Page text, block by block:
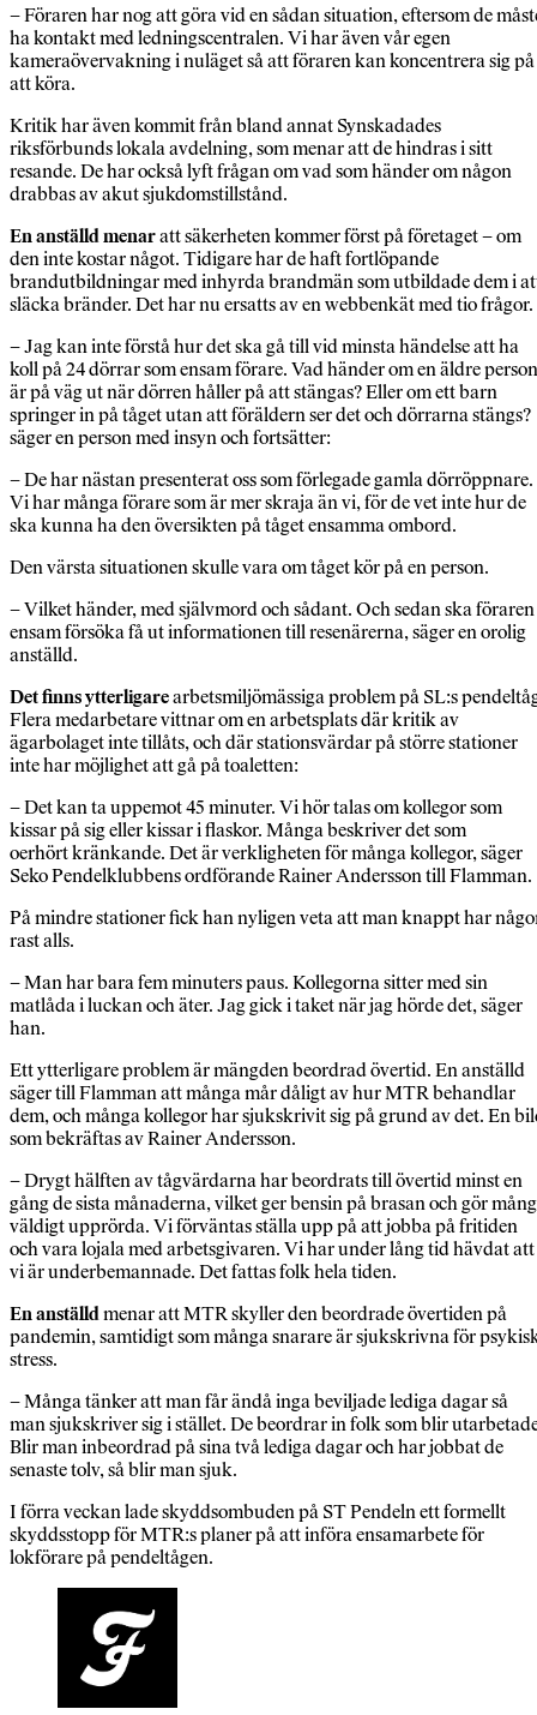
– Föraren har nog att göra vid en sådan situation, eftersom de
ha kontakt med ledningscentralen. Vi har även vår egen
kameraövervakning i nuläget så att föraren kan koncentrera sig på
att köra.
Kritik har även kommit från bland annat Synskadades
riksförbunds lokala avdelning, som menar att de hindras i sitt
resande. De har också lyft frågan om vad som händer om någon
drabbas av akut sjukdomstillstånd.
En anställd menaratt säkerheten kommer först på företaget – om
den inte kostar något. Tidigare har de haft fortlöpande
brandutbildningar med inhyrda brandmän som utbildade dem i
släcka bränder. Det har nu ersatts av en webbenkät med tio frågor.
– Jag kan inte förstå hur det ska gå till vid minsta händelse att ha
koll på 24 dörrar som ensam förare. Vad händer om en äldre person
är på väg ut när dörren håller på att stängas? Eller om ett barn
springer in på tåget utan att föräldern ser det och dörrarna stängs?
säger en person med insyn och fortsätter:
– De har nästan presenterat oss som förlegade gamla dörröppnare.
Vi har många förare som är mer skraja än vi, för de vet inte hur de
ska kunna ha den översikten på tåget ensamma ombord.
Den värsta situationen skulle vara om tåget kör på en person.
– Vilket händer, med självmord och sådant. Och sedan ska föraren
ensam försöka få ut informationen till resenärerna, säger en orolig
anställd.
Det finns ytterligarearbetsmiljömässiga problem på SL:s
Flera medarbetare vittnar om en arbetsplats där kritik av
ägarbolaget inte tillåts, och där stationsvärdar på större stationer
inte har möjlighet att gå på toaletten:
– Det kan ta uppemot 45 minuter. Vi hör talas om kollegor som
kissar på sig eller kissar i flaskor. Många beskriver det som
oerhört kränkande. Det är verkligheten för många kollegor, säger
Seko Pendelklubbens ordförande Rainer Andersson till Flamman.
På mindre stationer fick han nyligen veta att man knappt har
rast alls.
– Man har bara fem minuters paus. Kollegorna sitter med sin
matlåda i luckan och äter. Jag gick i taket när jag hörde det, säger
han.
Ett ytterligare problem är mängden beordrad övertid. En anställd
säger till Flamman att många mår dåligt av hur MTR behandlar
dem, och många kollegor har sjukskrivit sig på grund av det. En
som bekräftas av Rainer Andersson.
– Drygt hälften av tågvärdarna har beordrats till övertid minst en
gång de sista månaderna, vilket ger bensin på brasan och gör
väldigt upprörda. Vi förväntas ställa upp på att jobba på fritiden
och vara lojala med arbetsgivaren. Vi har under lång tid hävdat att
vi är underbemannade. Det fattas folk hela tiden.
En anställdmenar att MTR skyller den beordrade övertiden på
pandemin, samtidigt som många snarare är sjukskrivna för
stress.
– Många tänker att man får ändå inga beviljade lediga dagar så
man sjukskriver sig i stället. De beordrar in folk som blir
Blir man inbeordrad på sina två lediga dagar och har jobbatde
senaste tolv, så blir man sjuk.
I förra veckan lade skyddsombuden på ST Pendeln ett formellt
skyddsstopp för MTR:s planer på att införa ensamarbete för
lokförare på pendeltågen.